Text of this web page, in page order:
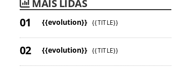
MAIS LIDAS
{{evolution}} {{TITLE}}
{{evolution}} {{TITLE}}